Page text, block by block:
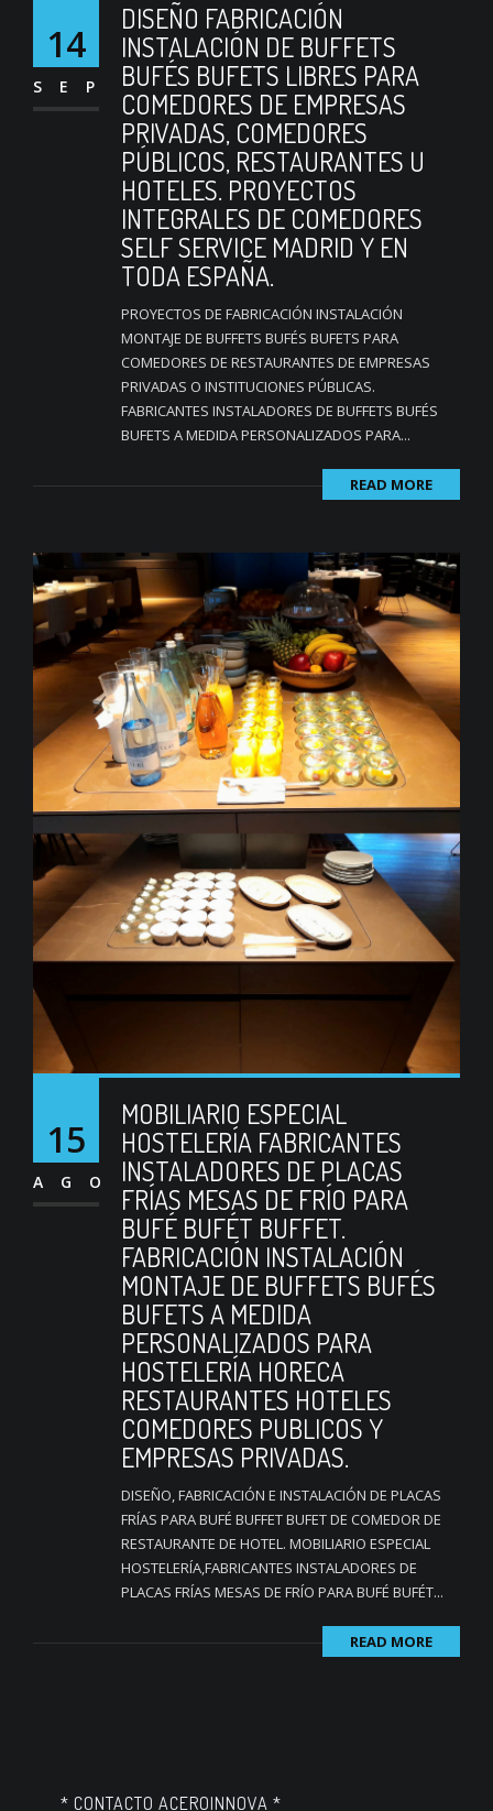
14
SEP
DISEÑO FABRICACIÓN
INSTALACIÓN DE BUFFETS
BUFÉS BUFETS LIBRES PARA
COMEDORES DE EMPRESAS
PRIVADAS, COMEDORES
PÚBLICOS, RESTAURANTES U
HOTELES. PROYECTOS
INTEGRALES DE COMEDORES
SELF SERVICE MADRID Y EN
TODA ESPAÑA.
PROYECTOS DE FABRICACIÓN INSTALACIÓN
MONTAJE DE BUFFETS BUFÉS BUFETS PARA
COMEDORES DE RESTAURANTES DE EMPRESAS
PRIVADAS O INSTITUCIONES PÚBLICAS.
FABRICANTES INSTALADORES DE BUFFETS BUFÉS
BUFETS A MEDIDA PERSONALIZADOS PARA...
READ MORE
15
AGO
MOBILIARIO ESPECIAL
HOSTELERÍA FABRICANTES
INSTALADORES DE PLACAS
FRÍAS MESAS DE FRÍO PARA
BUFÉ BUFÉT BUFFET.
FABRICACIÓN INSTALACIÓN
MONTAJE DE BUFFETS BUFÉS
BUFETS A MEDIDA
PERSONALIZADOS PARA
HOSTELERÍA HORECA
RESTAURANTES HOTELES
COMEDORES PUBLICOS Y
EMPRESAS PRIVADAS.
DISEÑO, FABRICACIÓN E INSTALACIÓN DE PLACAS
FRÍAS PARA BUFÉ BUFFET BUFET DE COMEDOR DE
RESTAURANTE DE HOTEL. MOBILIARIO ESPECIAL
HOSTELERÍA,FABRICANTES INSTALADORES DE
PLACAS FRÍAS MESAS DE FRÍO PARA BUFÉ BUFÉT...
READ MORE
* CONTACTO ACEROINNOVA *